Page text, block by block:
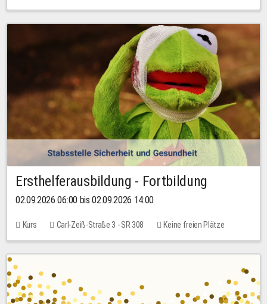
Ersthelferausbildung - Fortbildung
02.09.2026 06:00 bis 02.09.2026 14:00
Kurs Carl-Zeiß-Straße 3 - SR 308 Keine freien Plätze